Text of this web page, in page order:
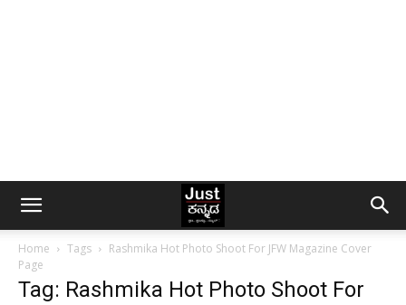
Home Tags
Rashmika Hot Photo Shoot For JFW Magazine Cover
Page
Tag: Rashmika Hot Photo Shoot For